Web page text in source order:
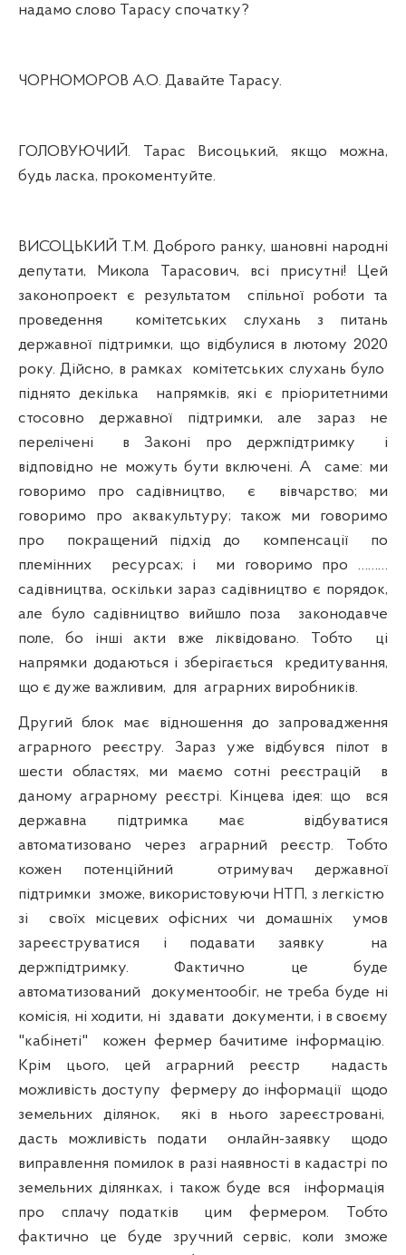
надамо слово Тарасу спочатку?
ЧОРНОМОРОВ А.О. Давайте Тарасу.
ГОЛОВУЮЧИЙ. Тарас Висоцький, якщо можна,
будь ласка, прокоментуйте.
ВИСОЦЬКИЙ Т.М. Доброго ранку, шановні народні
депутати, Микола Тарасович, всі присутні! Цей
законопроект є результатом
спільної роботи та
проведення
комітетських слухань з питань
державної підтримки, що відбулися в лютому 2020
року. Дійсно, в рамках
комітетських слухань було
піднято декілька
напрямків, які є пріоритетними
стосовно державної підтримки, але зараз не
перелічені
в Законі про держпідтримку
і
відповідно не можуть бути включені. А
саме: ми
говоримо про садівництво,
є
вівчарство; ми
говоримо про аквакультуру; також ми говоримо
про
покращений підхід до компенсації
по
племінних
ресурсах; і
ми говоримо про ………
садівництва, оскільки зараз садівництво є порядок,
але було садівництво вийшло поза
законодавче
поле, бо інші акти вже ліквідовано. Тобто
ці
напрямки додаються і зберігається
кредитування,
що є дуже важливим, для аграрних виробників.
Другий блок має відношення до запровадження
аграрного реєстру. Зараз уже відбувся пілот в
шести областях, ми маємо сотні реєстрацій
в
даному аграрному реєстрі. Кінцева ідея: що
вся
державна підтримка має
відбуватися
автоматизовано через аграрний реєстр. Тобто
кожен потенційний
отримувач державної
підтримки зможе, використовуючи НТП, з легкістю
зі
своїх місцевих офісних чи домашніх
умов
зареєструватися і подавати заявку
на
держпідтримку. Фактично це буде
автоматизований
документообіг, не треба буде ні
комісія, ні ходити, ні здавати документи, і в своєму
"кабінеті"
кожен фермер бачитиме інформацію.
Крім цього, цей аграрний реєстр
надасть
можливість доступу
фермеру до інформації
щодо
земельних ділянок,
які в нього зареєстровані,
дасть можливість подати
онлайн-заявку
щодо
виправлення помилок в разі наявності в кадастрі по
земельних ділянках, і також буде вся
інформація
про
сплачу податків цим фермером.
Тобто
фактично це буде зручний сервіс, коли зможе